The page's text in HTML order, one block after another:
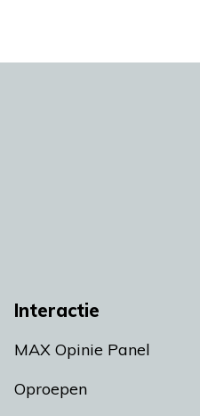
Interactie
MAX Opinie Panel
Oproepen